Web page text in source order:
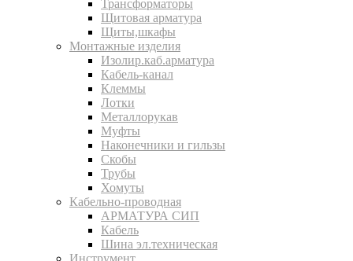
Трансформаторы
Щитовая арматура
Щиты,шкафы
Монтажные изделия
Изолир.каб.арматура
Кабель-канал
Клеммы
Лотки
Металлорукав
Муфты
Наконечники и гильзы
Скобы
Трубы
Хомуты
Кабельно-проводная
АРМАТУРА СИП
Кабель
Шина эл.техническая
Инструмент